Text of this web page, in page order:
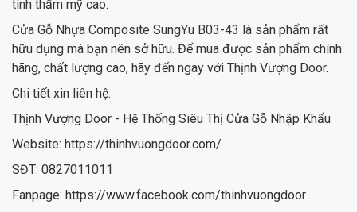
tính thẩm mỹ cao.
Cửa Gỗ Nhựa Composite SungYu B03-43 là sản phẩm rất
hữu dụng mà bạn nên sở hữu. Để mua được sản phẩm chính
hãng, chất lượng cao, hãy đến ngay với Thịnh Vượng Door.
Chi tiết xin liên hệ:
Thịnh Vượng Door - Hệ Thống Siêu Thị Cửa Gỗ Nhập Khẩu
Website: https://thinhvuongdoor.com/
SĐT: 0827011011
Fanpage: https://www.facebook.com/thinhvuongdoor